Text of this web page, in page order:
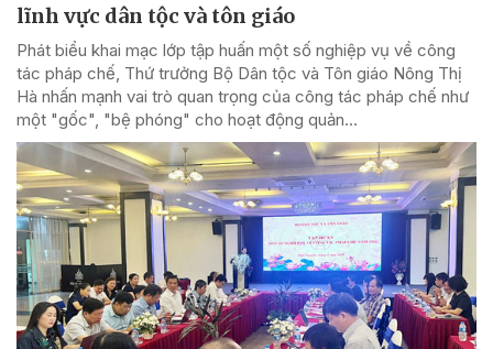
lĩnh vực dân tộc và tôn giáo
Phát biểu khai mạc lớp tập huấn một số nghiệp vụ về công
tác pháp chế, Thứ trưởng Bộ Dân tộc và Tôn giáo Nông Thị
Hà nhấn mạnh vai trò quan trọng của công tác pháp chế như
một "gốc", "bệ phóng" cho hoạt động quản...